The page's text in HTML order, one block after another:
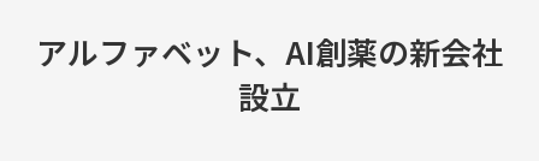
アルファベット、AI創薬の新会社
設立